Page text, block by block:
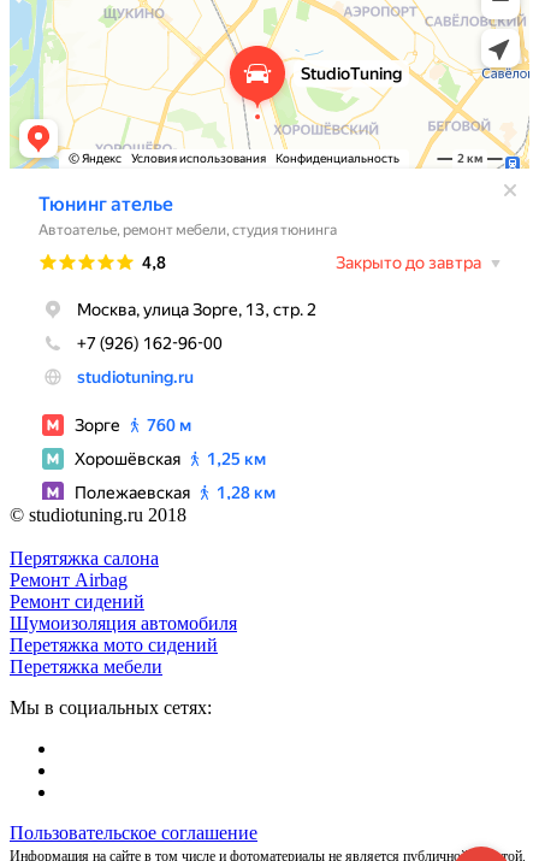
© studiotuning.ru 2018
Перятяжка салона
Ремонт Airbag
Ремонт сидений
Шумоизоляция автомобиля
Перетяжка мото сидений
Перетяжка мебели
Мы в социальных сетях:
Пользовательское соглашение
Информация на сайте в том числе и фотоматериалы не является публичной офертой.